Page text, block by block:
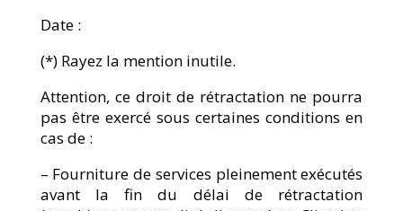
Date :
(*) Rayez la mention inutile.
Attention, ce droit de rétractation ne pourra
pas être exercé sous certaines conditions en
cas de :
– Fourniture de services pleinement exécutés
avant la fin du délai de rétractation